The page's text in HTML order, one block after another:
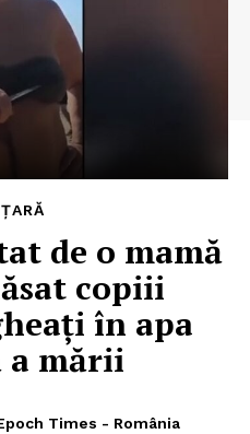
de o mamă
copiii
în apa
a mării
Times - România